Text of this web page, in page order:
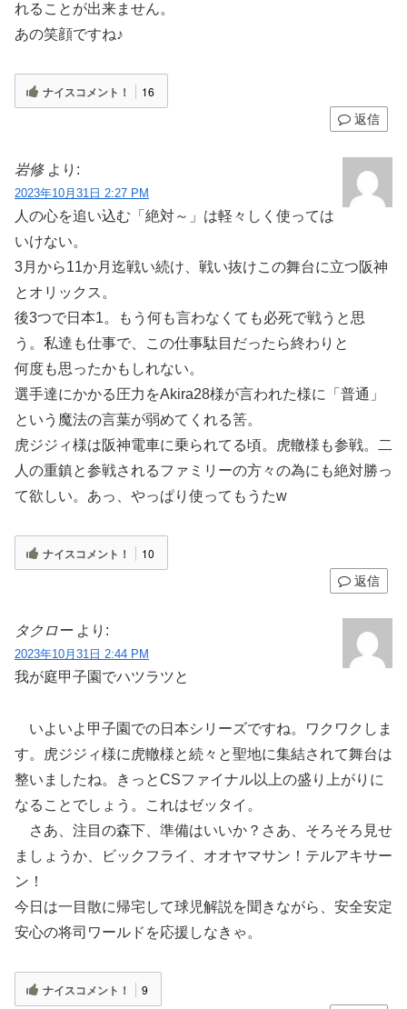
れることが出来ません。
あの笑顔ですね♪
ナイスコメント！ 16
返信
岩修 より:
2023年10月31日 2:27 PM
人の心を追い込む「絶対～」は軽々しく使っては
いけない。
3月から11か月迄戦い続け、戦い抜けこの舞台に立つ阪神
とオリックス。
後3つで日本1。もう何も言わなくても必死で戦うと思
う。私達も仕事で、この仕事駄目だったら終わりと
何度も思ったかもしれない。
選手達にかかる圧力をAkira28様が言われた様に「普通」
という魔法の言葉が弱めてくれる筈。
虎ジジィ様は阪神電車に乗られてる頃。虎轍様も参戦。二
人の重鎮と参戦されるファミリーの方々の為にも絶対勝っ
て欲しい。あっ、やっぱり使ってもうたw
ナイスコメント！ 10
返信
タクロー より:
2023年10月31日 2:44 PM
我が庭甲子園でハツラツと
いよいよ甲子園での日本シリーズですね。ワクワクしま
す。虎ジジィ様に虎轍様と続々と聖地に集結されて舞台は
整いましたね。きっとCSファイナル以上の盛り上がりに
なることでしょう。これはゼッタイ。
さあ、注目の森下、準備はいいか？さあ、そろそろ見せ
ましょうか、ビックフライ、オオヤマサン！テルアキサー
ン！
今日は一目散に帰宅して球児解説を聞きながら、安全安定
安心の将司ワールドを応援しなきゃ。
ナイスコメント！ 9